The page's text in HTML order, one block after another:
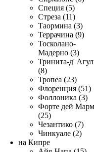
Специя (5)
Стреза (11)
Таормина (3)
Террачина (9)
Тосколано-
Мадерно (3)
Тринита-д'
(8)
Тропеа (23)
Флоренция (51)
Фоллоника (3)
Форте дей
(25)
Чезантико (7)
Чинкуале (2)
на Кипре